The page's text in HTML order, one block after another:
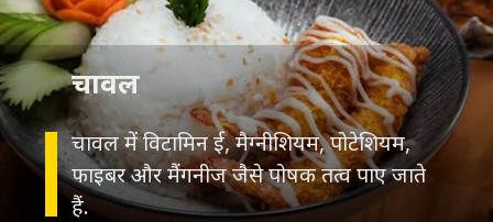
चावल में विटामिन ई, मैग्नीशियम, पोटेशियम,
फाइबर और मैंगनीज जैसे पोषक तत्व पाए जाते
हैं.
चावल